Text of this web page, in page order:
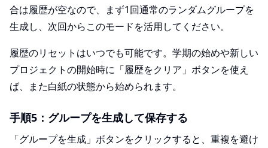
合は履歴が空なので、まず1回通常のランダムグループを
生成し、次回からこのモードを活用してください。
履歴のリセットはいつでも可能です。学期の始めや新しい
プロジェクトの開始時に「履歴をクリア」ボタンを使え
ば、また白紙の状態から始められます。
手順5：グループを生成して保存する
「グループを生成」ボタンをクリックすると、重複を避け